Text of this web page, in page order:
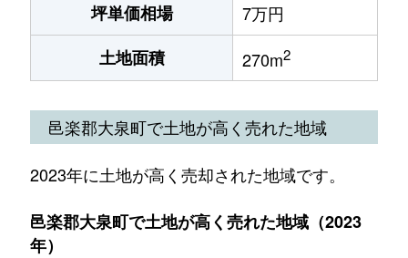
坪単価相場
7万円
土地面積
270m2
邑楽郡大泉町で土地が高く売れた地域
2023年に土地が高く売却された地域です。
邑楽郡大泉町で土地が高く売れた地域（2023
年）